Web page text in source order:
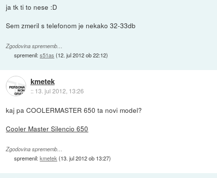
ja tk ti to nese :D
Sem zmeril s telefonom je nekako 32-33db
Zgodovina sprememb…
spremenil:s51as (12. jul 2012 ob 22:12)
kmetek
:: 13. jul 2012, 13:26
kaj pa COOLERMASTER 650 ta novi model?
Cooler Master Silencio 650
Zgodovina sprememb…
spremenil:kmetek (13. jul 2012 ob 13:27)